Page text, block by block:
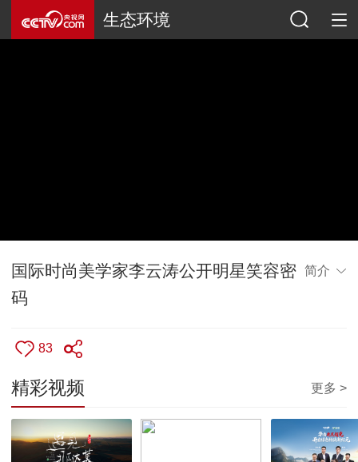
生态环境
国际时尚美学家李云涛公开明星笑容密
码
简介
83
精彩视频 更多 >